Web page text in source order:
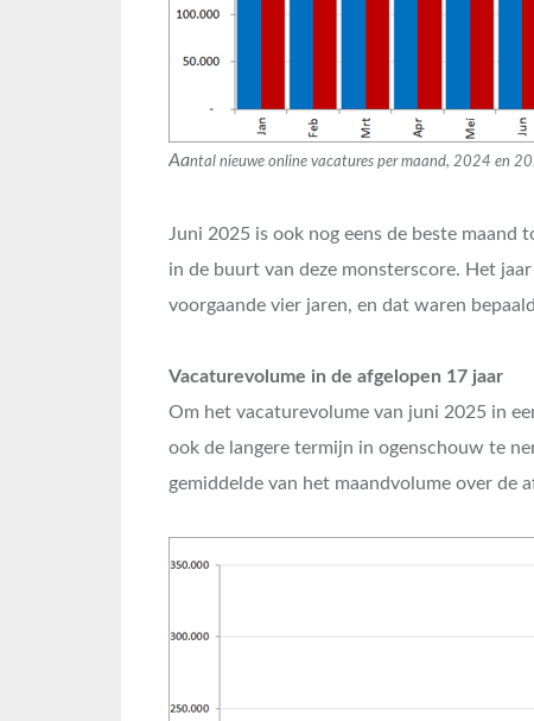
Aantal nieuwe online vacatures per maand, 2024 en
Juni 2025 is ook nog eens de beste
in de buurt van deze monsterscore. Het
voorgaande vier jaren, en dat waren
Vacaturevolume in de afgelopen 17 jaar
Om het vacaturevolume van juni 2025 in
ook de langere termijn in ogenschouw te
gemiddelde van het maandvolume over de